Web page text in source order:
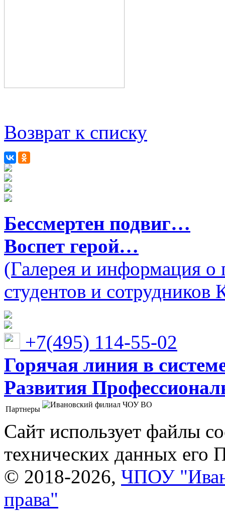
Возврат к списку
Бессмертен подвиг…
Воспет герой…
(Галерея и информация
студентов и сотрудников
+7(495) 114-55-02
Горячая линия в
Развития
Партнеры
Сайт использует файлы
технических данных его
© 2018-2026, ЧПОУ
права"